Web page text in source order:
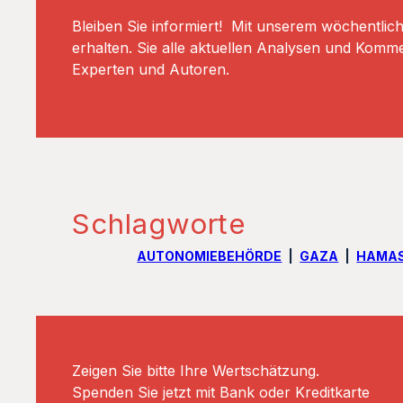
Bleiben Sie informiert! Mit unserem
erhalten. Sie alle aktuellen Analysen und
Experten und Autoren.
Schlagworte
AUTONOMIEBEHÖRDE GAZA
Zeigen Sie bitte Ihre Wertschätzung.
Spenden Sie jetzt mit Bank oder Kreditkarte